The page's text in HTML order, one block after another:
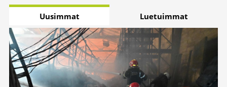
Uusimmat Luetuimmat